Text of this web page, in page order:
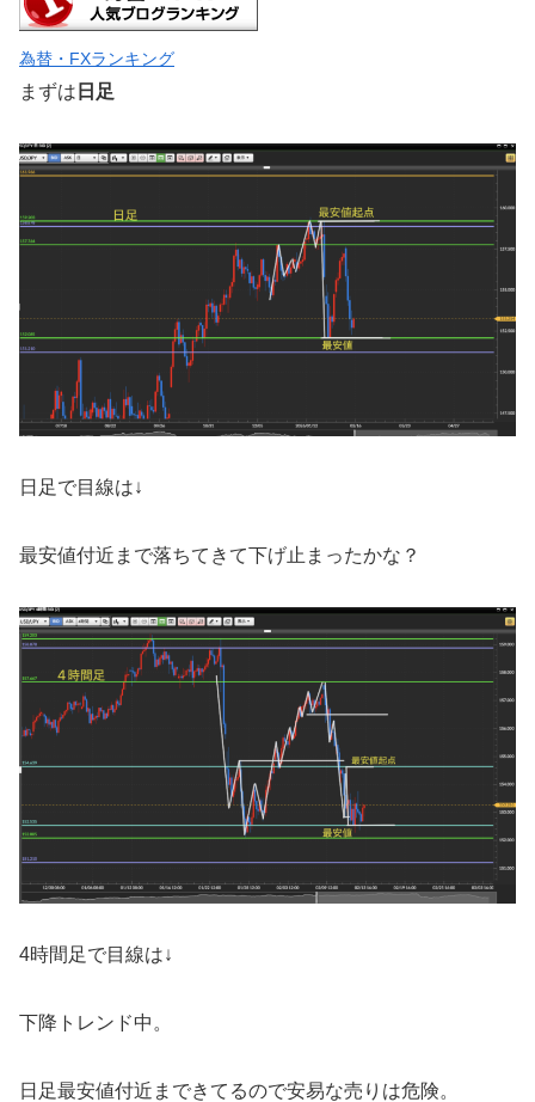
為替・FXランキング
まずは 日足
日足で目線は↓
最安値付近まで落ちてきて下げ止まったかな？
4時間足で目線は↓
下降トレンド中。
日足最安値付近まできてるので安易な売りは危険。